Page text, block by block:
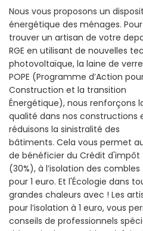
Nous vous proposons un
énergétique des ménages.
trouver un artisan de votre
RGE en utilisant de nouvelles
photovoltaïque, la laine de
POPE (Programme d’Action
Construction et la transition
Énergétique), nous renforçons
qualité dans nos constructions
réduisons la sinistralité des
bâtiments. Cela vous permet
de bénéficier du Crédit d'impôt
(30%), à l’isolation des combles
pour 1 euro. Et l'Écologie dans
grandes chaleurs avec ! Les
pour l’isolation à 1 euro, vous
conseils de professionnels